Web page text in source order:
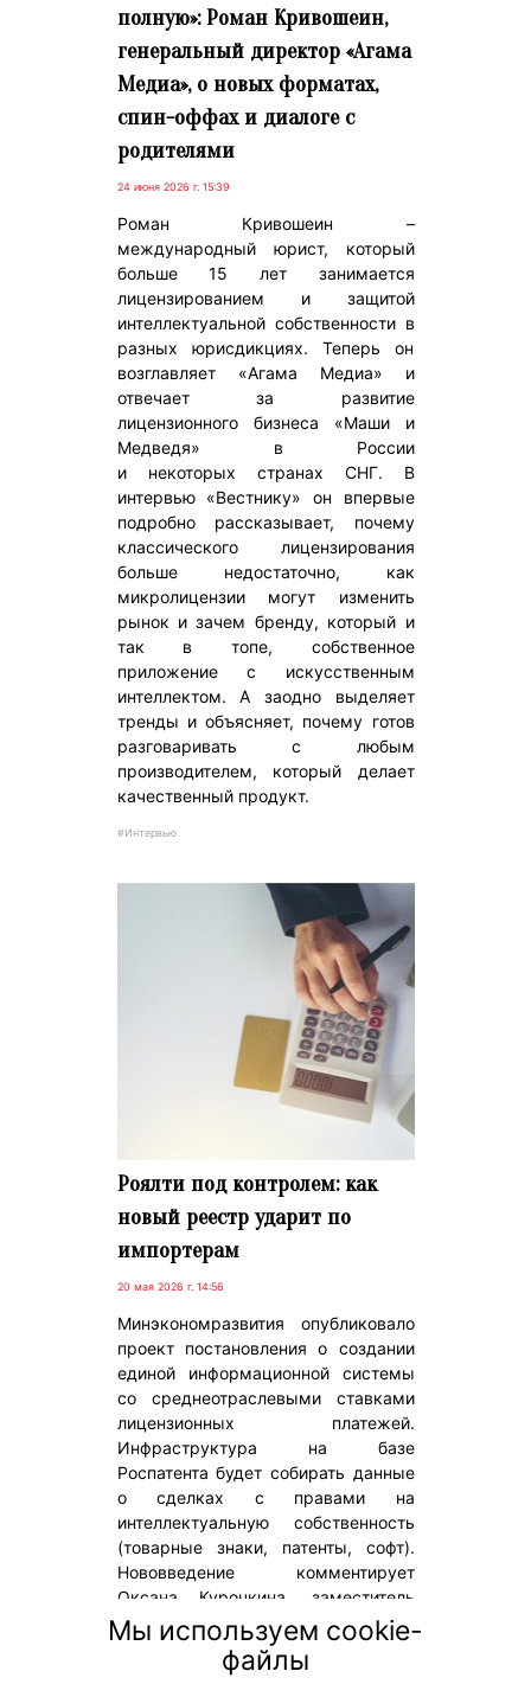
полную»: Роман Кривошеин,
генеральный директор «Агама
Медиа», о новых форматах,
спин-оффах и диалоге с
родителями
24 июня 2026 г. 15:39
Роман Кривошеин –
международный юрист, который
больше 15 лет занимается
лицензированием и защитой
интеллектуальной собственности в
разных юрисдикциях. Теперь он
возглавляет «Агама Медиа» и
отвечает за развитие
лицензионного бизнеса «Маши и
Медведя» в России
и некоторых странах СНГ. В
интервью «Вестнику» он впервые
подробно рассказывает, почему
классического лицензирования
больше недостаточно, как
микролицензии могут изменить
рынок и зачем бренду, который и
так в топе, собственное
приложение с искусственным
интеллектом. А заодно выделяет
тренды и объясняет, почему готов
разговаривать с любым
производителем, который делает
качественный продукт.
#Интервью
Роялти под контролем: как
новый реестр ударит по
импортерам
20 мая 2026 г. 14:56
Минэкономразвития опубликовало
проект постановления о создании
единой информационной системы
со среднеотраслевыми ставками
лицензионных платежей.
Инфраструктура на базе
Роспатента будет собирать данные
о сделках с правами на
интеллектуальную собственность
(товарные знаки, патенты, софт).
Нововведение комментирует
Оксана Курочкина, заместитель
председателя Совета ТПП РФ по
таможенной политике,
управляющий партнер ЮК «ПРАВО
Мы используем cookie-
файлы